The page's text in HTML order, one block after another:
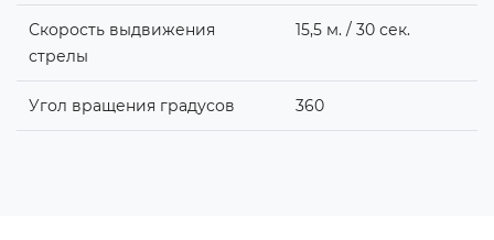
Скорость выдвижения
стрелы
15,5 м. / 30 сек.
Угол вращения градусов 360